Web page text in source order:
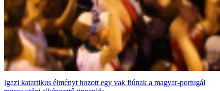
Igazi katartikus élményt hozott egy vak fiúnak a magyar-portugál